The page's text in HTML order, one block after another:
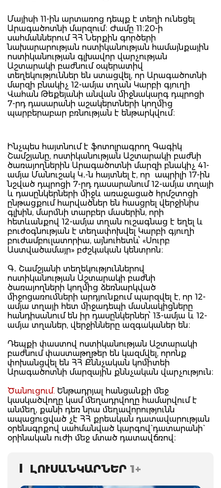
Մայիսի 11-ին արտառոց դեպք է տեղի ունեցել
Արագածոտնի մարզում։ Ժամը 11։20-ի
սահմաններում ՀՀ Ներքին գործերի
նախարարության ոստիկանության համայնքային
ոստիկանության գլխավոր վարչության
Աշտարակի բաժնում օպերատիվ
տեղեկություններ են ստացվել, որ Արագածոտնի
մարզի բնակիչ 12-ամյա տղան Կարբի գյուղի
Վահան Թեքեյանի անվան միջնակարգ դպրոցի
7-րդ դասարանի աշակերտների կողմից
պարբերաբար բռնության է ենթարկվում։
Ինչպես հայտնում է ֆոտոլրագրող Գագիկ
Շամշյանը, ոստիկանության Աշտարակի բաժնի
ծառայողներին Արագածոտնի մարզի բնակիչ 41-
ամյա Մանուշակ Կ․-ն հայտնել է, որ ապրիլի 17-ին
նշված դպրոցի 7-րդ դասարանում 12-ամյա տղայի
և դասընկերների միջև առաջացած հրմշտոցի
ընթացքում հարվածներ են հասցրել վերջինիս
գլխին, մարմնի տարբեր մասերին, որի
հետևանքով 12-ամյա տղան ուշագնաց է եղել և
բուժօգնության է տեղափոխվել Կարբի գյուղի
բուժամբուլատորիա, այնուհետև՝ «Սուրբ
Աստվածամայր» բժշկական կենտրոն։
Գ․ Շամշյանի տեղեկություններով
ոստիկանության Աշտարակի բաժնի
ծառայողների կողմից ձեռնարկված
միջոցառումների արդյունքում պարզվել է, որ 12-
ամյա տղայի հետ միջադեպի մասնակիցները
հանդիսանում են իր դասընկերներ՝ 13-ամյա և 12-
ամյա տղաներ, վերջինները ազգականեր են։
Դեպքի փաստով ոստիկանության Աշտարակի
բաժնում փաստաթղթեր են կազմվել, որոնք
փոխանցվել են ՀՀ Քննչական կոմիտեի
Արագածոտնի մարզային քննչական վարչություն։
Ծանուցում. Ենթադրյալ հանցանքի մեջ
կասկածվողը կամ մեղադրվողը համարվում է
անմեղ, քանի դեռ նրա մեղավորությունն
ապացուցված չէ ՀՀ քրեական դատավարության
օրենսգրքով սահմանված կարգով` դատարանի`
օրինական ուժի մեջ մտած դատավճռով։
ԼՈՒՍԱՆԿԱՐՆԵՐ 1+